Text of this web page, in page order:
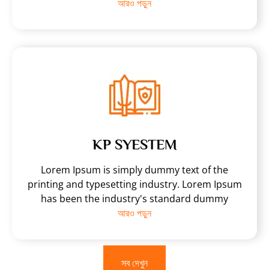
আরও পড়ুন
KP SYESTEM
Lorem Ipsum is simply dummy text of the
printing and typesetting industry. Lorem Ipsum
has been the industry's standard dummy
আরও পড়ুন
সব দেখুন